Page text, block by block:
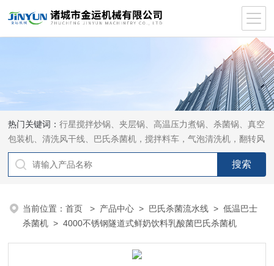
热门关键词：行星搅拌炒锅、夹层锅、高温压力煮锅、杀菌锅、真空
包装机、清洗风干线、巴氏杀菌机，搅拌料车，气泡清洗机，翻转风
干机
当前位置：首页 > 产品中心 > 巴氏杀菌流水线 >低温巴士
杀菌机 > 4000不锈钢隧道式鲜奶饮料乳酸菌巴氏杀菌机